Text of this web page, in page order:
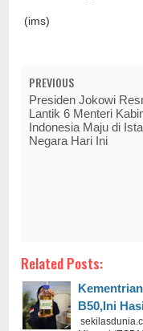
(ims)
PREVIOUS
Presiden Jokowi
Lantik 6 Menteri
Indonesia Maju di
Negara Hari Ini
Related Posts:
B50,Ini